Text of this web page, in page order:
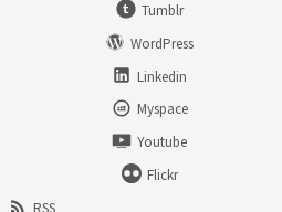
Tumblr
WordPress
Linkedin
Myspace
Youtube
Flickr
RSS